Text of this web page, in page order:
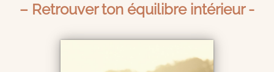
– Retrouver ton équilibre intérieur -